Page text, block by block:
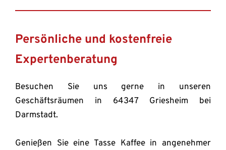
Persönliche und kostenfreie
Expertenberatung
Besuchen Sie uns gerne in unseren
Geschäftsräumen in 64347 Griesheim bei
Darmstadt.
Genießen Sie eine Tasse Kaffee in angenehmer